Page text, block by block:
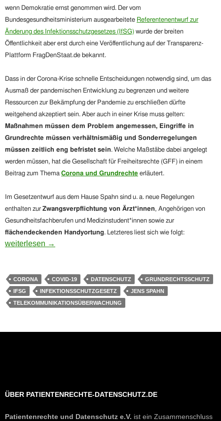
wenn Demokratie ernst genommen wird. Der vom
Bundesgesundheitsministerium ausgearbeitete Referentenentwurf zur
Änderung des Infektionsschutzgesetzes (IfSG) wurde der breiten
Öffentlichkeit aber erst durch eine Veröffentlichung auf der Transparenz-
Plattform FragDenStaat.de bekannt.
Dass in der Corona-Krise schnelle Entscheidungen notwendig sind, um das
Ausmaß der pandemischen Entwicklung zu begrenzen und weitere
Ressourcen zur Bekämpfung der Pandemie zu erschließen dürfte
weitgehend akzeptiert sein. Aber auch in einer Krise muss gelten:
Maßnahmen müssen dem Problem angemessen, Eingriffe in
Grundrechte müssen verhältnismäßig und Sonderregelungen
müssen zeitlich eng befristet sein. Welche Maßstäbe dabei angelegt
werden müssen, hat die Gesellschaft für Freiheitsrechte (GFF) in einem
Beitrag zum Thema Corona und Grundrechte erläutert.
Im Gesetzentwurf aus dem Hause Spahn sind u. a. neue Regelungen
enthalten zur Zwangsverpflichtung von Ärzt*innen, Angehörigen von
Gesundheitsfachberufen und Medizinstudent*innen sowie zur
flächendeckenden Handyortung. Letzteres liest sich wie folgt:
Auch in der Coronavirus-Krise: Protest wirkt! Jens Spahn
weiterlesen →
CORONA COVID-19 DATENSCHUTZ
GRUNDRECHTSSCHUTZ
IFSG
INFEKTIONSSCHUTZGESETZ
JENS SPAHN
TELEKOMMUNIKATIONSÜBERWACHUNG
ÜBER PATIENTENRECHTE-DATENSCHUTZ.DE
Patientenrechte und Datenschutz e.V. ist ein Zusammenschluss